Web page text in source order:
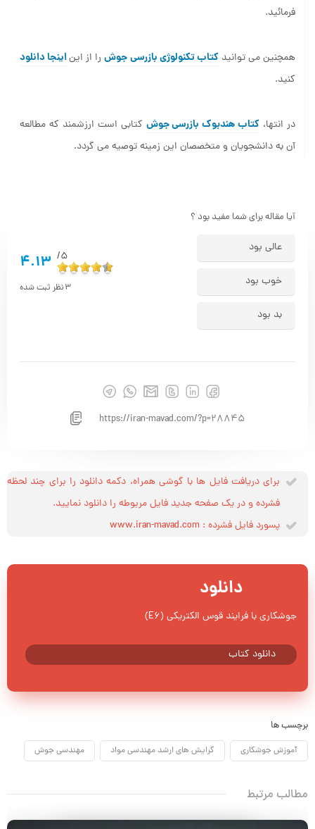
فرمائید.
همچنین می توانیدکتاب تکنولوژی بازرسی جوشرا از ایناینجا دانلود
کنید.
در انتها، کتاب هندبوک بازرسی جوش کتابی است ارزشمند که مطالعه
آن به دانشجویان و متخصصان این زمینه توصیه می گردد.
آیا مقاله برای شما مفید بود ؟
عالی بود
خوب بود
بد بود
5/
4.13
3نظر ثبت شده
https://iran-mavad.com/?p=28845
برای دریافت فایل ها با گوشی همراه، دکمه دانلود را برای چند لحظه
فشرده و در یک صفحه جدید فایل مربوطه را دانلود نمایید.
پسورد فایل فشرده : www.iran-mavad.com
دانلود
جوشکاری با فرایند قوس الکتریکی (E6)
دانلود کتاب
برچسب ها
آموزش جوشکاری گرایش های ارشد مهندسی مواد مهندسی جوش
مطالب مرتبط